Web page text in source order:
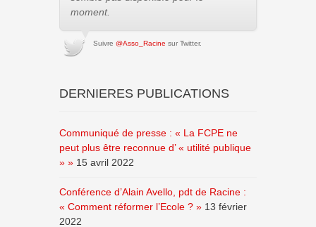
moment.
Suivre @Asso_Racine sur Twitter.
DERNIERES PUBLICATIONS
Communiqué de presse : « La FCPE ne
peut plus être reconnue d’ « utilité publique
» » 15 avril 2022
Conférence d’Alain Avello, pdt de Racine :
« Comment réformer l’Ecole ? » 13 février
2022